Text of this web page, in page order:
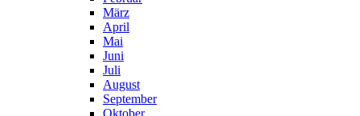
März
April
Mai
Juni
Juli
August
September
Oktober